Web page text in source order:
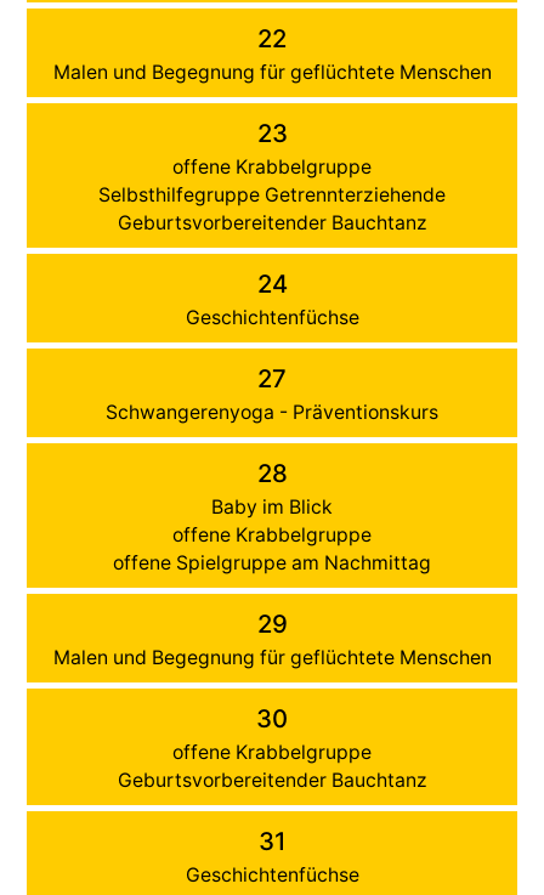
22
Malen und Begegnung für geflüchtete Menschen
23
offene Krabbelgruppe
Selbsthilfegruppe Getrennterziehende
Geburtsvorbereitender Bauchtanz
24
Geschichtenfüchse
27
Schwangerenyoga - Präventionskurs
28
Baby im Blick
offene Krabbelgruppe
offene Spielgruppe am Nachmittag
29
Malen und Begegnung für geflüchtete Menschen
30
offene Krabbelgruppe
Geburtsvorbereitender Bauchtanz
31
Geschichtenfüchse